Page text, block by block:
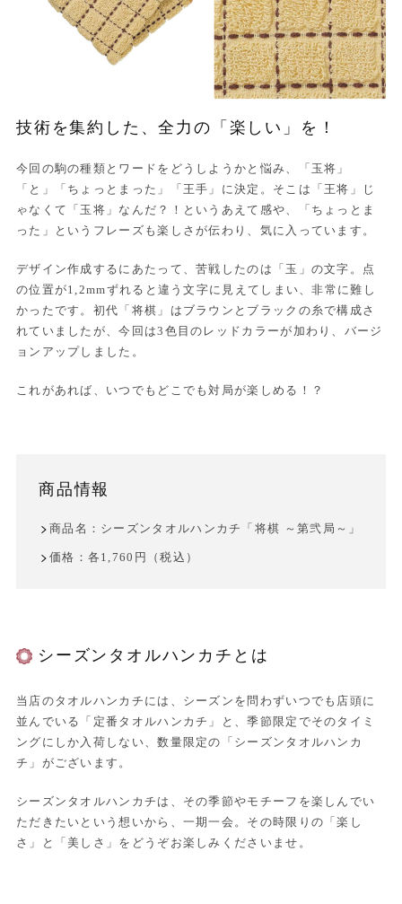
技術を集約した、全力の「楽しい」を！
今回の駒の種類とワードをどうしようかと悩み、「玉将」
「と」「ちょっとまった」「王手」に決定。そこは「王将」じ
ゃなくて「玉将」なんだ？！というあえて感や、「ちょっとま
った」というフレーズも楽しさが伝わり、気に入っています。
デザイン作成するにあたって、苦戦したのは「玉」の文字。点
の位置が1,2mmずれると違う文字に見えてしまい、非常に難し
かったです。初代「将棋」はブラウンとブラックの糸で構成さ
れていましたが、今回は3色目のレッドカラーが加わり、バージ
ョンアップしました。
これがあれば、いつでもどこでも対局が楽しめる！？
商品情報
商品名：シーズンタオルハンカチ「将棋 ～第弐局～」
価格：各1,760円（税込）
シーズンタオルハンカチとは
当店のタオルハンカチには、シーズンを問わずいつでも店頭に
並んでいる「定番タオルハンカチ」と、季節限定でそのタイミ
ングにしか入荷しない、数量限定の「シーズンタオルハンカ
チ」がございます。
シーズンタオルハンカチは、その季節やモチーフを楽しんでい
ただきたいという想いから、一期一会。その時限りの「楽し
さ」と「美しさ」をどうぞお楽しみくださいませ。